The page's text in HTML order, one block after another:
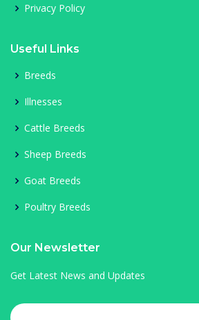
Privacy Policy
Useful Links
Breeds
Illnesses
Cattle Breeds
Sheep Breeds
Goat Breeds
Poultry Breeds
Our Newsletter
Get Latest News and Updates